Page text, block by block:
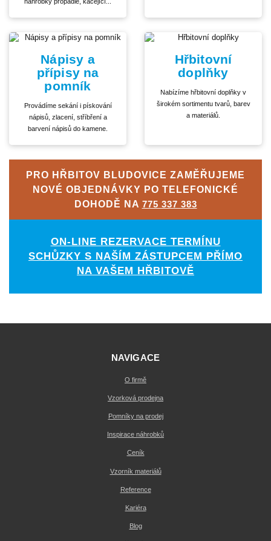
Nápisy a
přípisy na
pomník
Provádíme sekání i pískování
nápisů, zlacení, stříbření a
barvení nápisů do kamene.
Hřbitovní
doplňky
Nabízíme hřbitovní doplňky v
širokém sortimentu tvarů, barev
a materiálů.
PRO HŘBITOV BLUDOVICE ZAMĚŘUJEME
NOVÉ OBJEDNÁVKY PO TELEFONICKÉ
DOHODĚ NA 775 337 383
ON-LINE REZERVACE TERMÍNU
SCHŮZKY S NAŠÍM ZÁSTUPCEM PŘÍMO
NA VAŠEM HŘBITOVĚ
NAVIGACE
O firmě
Vzorková prodejna
Pomníky na prodej
Inspirace náhrobků
Ceník
Vzorník materiálů
Reference
Kariéra
Blog